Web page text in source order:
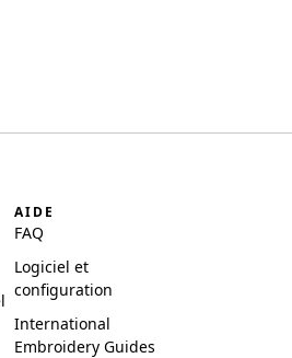
AIDE
FAQ
Logiciel et
configuration
International
Embroidery Guides